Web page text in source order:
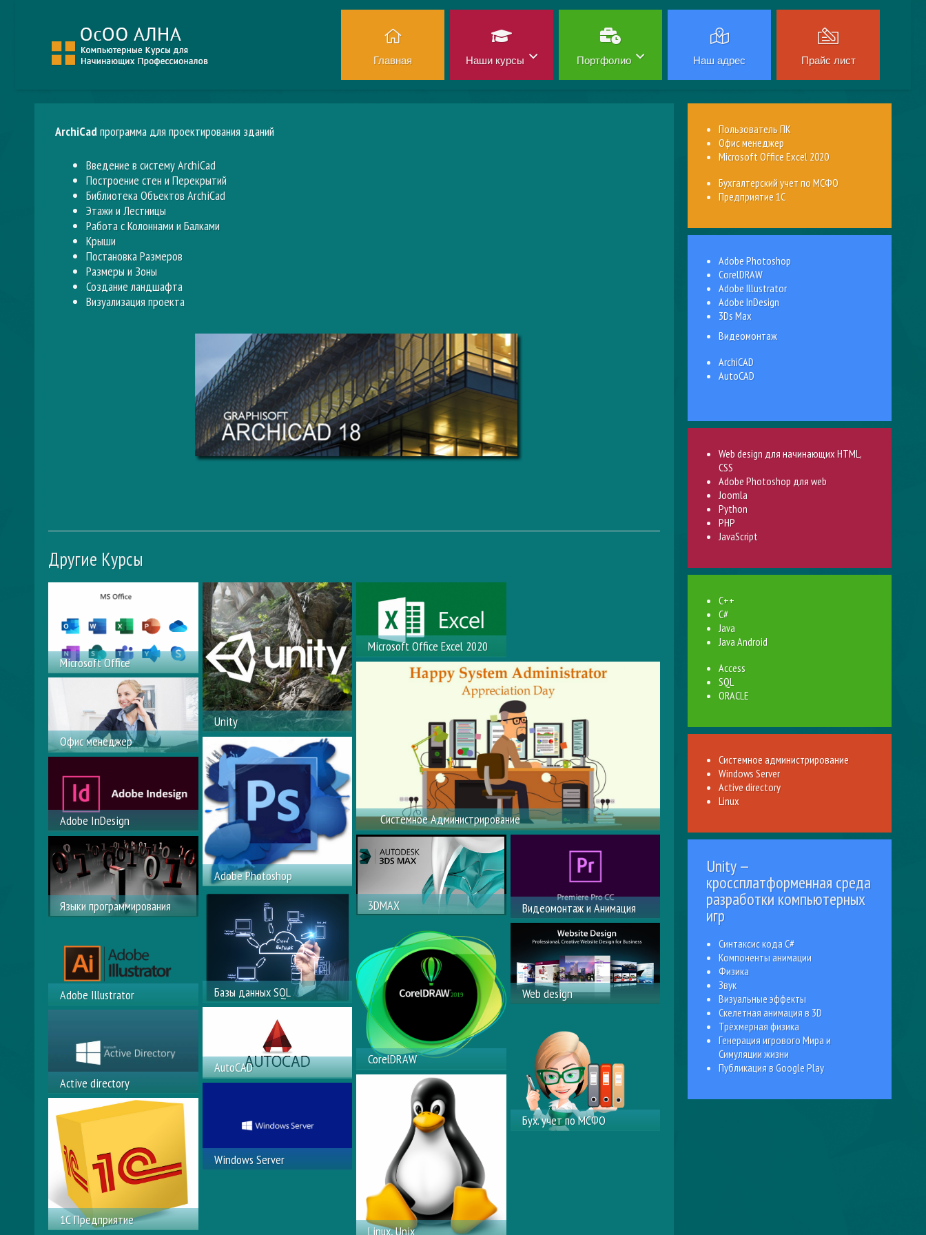
Главная Наши курсы Портфолио Наш адрес Прайс лист
ArchiCad программа для проектирования зданий
Введение в систему ArchiCad
Построение стен и Перекрытий
Библиотека Объектов ArchiCad
Этажи и Лестницы
Работа с Колоннами и Балками
Крыши
Постановка Размеров
Размеры и Зоны
Создание ландшафта
Визуализация проекта
Другие Курсы
Microsoft Office
Пользователь ПК
Unity
кроссплатформенная среда
разработки компьютерных
игр
Microsoft Office Excel 2020
Microsoft Office Excel
Системное Администрирование
Профессиональный Ремонт Персонального Компьютера
Офис менеджер
Adobe Photoshop
Графический редактор для
работы с растровыми
изображениями
Adobe InDesign
Верстка книг, журналов,
буклетов, создание
электронных книг
3DMAX
Моделирование
трехмерных объектов в
программе 3DMax
Видеомонтаж и Анимация
видео редакторы,
позволяющая создавать
эффектные видеоролики
Языки программирования
Java, Java android
Python,
PHP, JavaScript,
Базы данных SQL
Разработка и Управление
базами данных СУБД:
Access, SQL, ORACLE
CorelDRAW
Разработка логотипов и
Модульной рекламы.
Cоздание Визиток и
Рекламных баннеров
Adobe Illustrator
редактор векторной
графики
Web design
AutoCAD
сложности
Бух. учет по МСФО
Active directory
Active Directory Domain
Services (ADDS), для
Windows Server
Linux, Unix
Windows Server
1С Предприятие
Пользователь ПК
Офис менеджер
Microsoft Office Excel 2020
Бухгалтерский учет по МСФО
Предприятие 1С
Adobe Photoshop
CorelDRAW
Adobe Illustrator
Adobe InDesign
3Ds Max
Видеомонтаж
ArchiCAD
AutoCAD
Web design для начинающих HTML,
CSS
Adobe Photoshop для web
Joomla
Python
PHP
JavaScript
C++
C#
Java
Java Android
Access
SQL
ORACLE
Системное администрирование
Windows Server
Active directory
Linux
Unity —
кроссплатформенная среда
разработки компьютерных
игр
Синтаксис кода C#
Компоненты анимации
Физика
Звук
Визуальные эффекты
Скелетная анимация в 3D
Трёхмерная физика
Генерация игрового Мира и
Симуляции жизни
Публикация в Google Play